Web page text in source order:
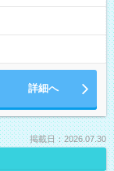
詳細へ
掲載日：2026.07.30